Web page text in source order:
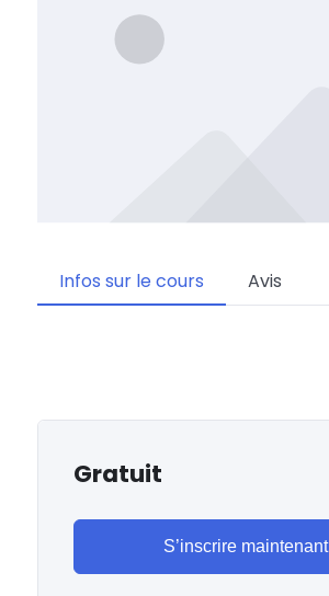
Infos sur le cours Avis
Gratuit
S’inscrire maintenant